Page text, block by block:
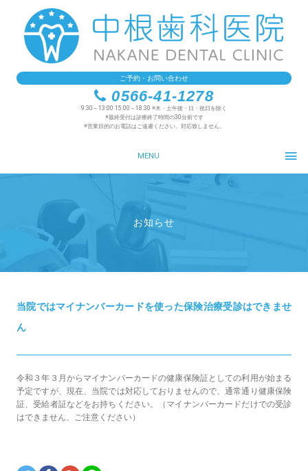
ご予約・お問い合わせ
0566-41-1278
9:30～13:00 15:00～18:30 ※木・土午後・日・祝日を除く
※最終受付は診療終了時間の30分前です
※営業目的のお電話はご遠慮ください。対応致しません。
MENU
お知らせ
当院ではマイナンバーカードを使った保険治療受診はできませ
ん
令和３年３月からマイナンバーカードの健康保険証としての利用が始まる
予定ですが、現在、当院では対応しておりませんので、通常通り健康保険
証、受給者証などをお持ちください。（マイナンバーカードだけでの受診
はできません、ご注意ください）